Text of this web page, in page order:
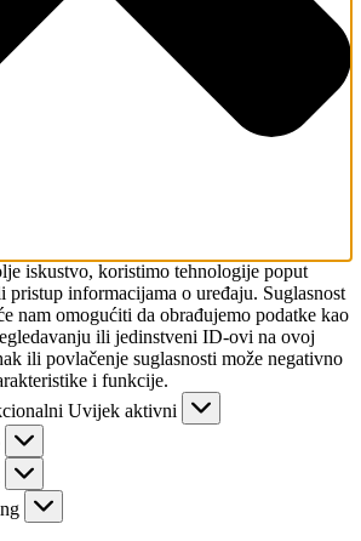
iskustvo, koristimo tehnologije poput
pristup informacijama o uređaju. Suglasnost
nam omogućiti da obrađujemo podatke kao
ili jedinstveni ID-ovi na ovoj
ili povlačenje suglasnosti može negativno
i funkcije.
Uvijek aktivni